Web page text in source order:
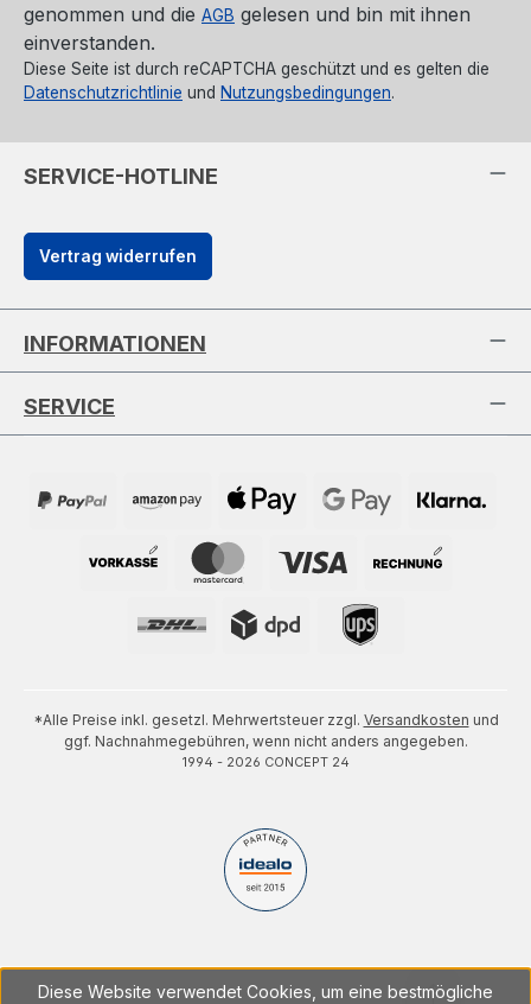
genommen und die AGB gelesen und bin mit ihnen
einverstanden.
Diese Seite ist durch reCAPTCHA geschützt und es gelten die
Datenschutzrichtlinie und Nutzungsbedingungen.
SERVICE-HOTLINE
Vertrag widerrufen
INFORMATIONEN
SERVICE
*Alle Preise inkl. gesetzl. Mehrwertsteuer zzgl. Versandkosten und
ggf. Nachnahmegebühren, wenn nicht anders angegeben.
1994 - 2026 CONCEPT 24
Diese Website verwendet Cookies, um eine bestmögliche